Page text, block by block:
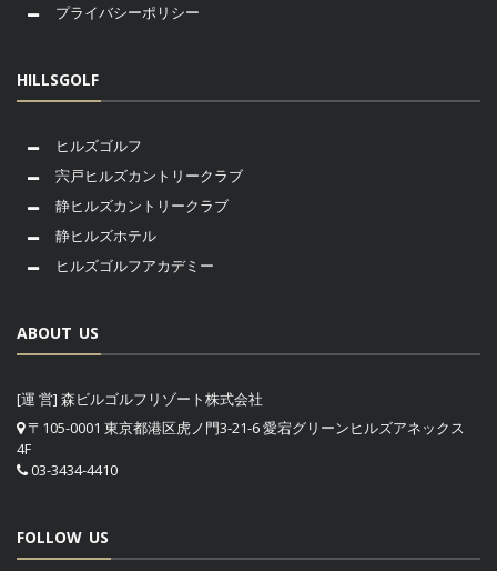
プライバシーポリシー
HILLSGOLF
ヒルズゴルフ
宍戸ヒルズカントリークラブ
静ヒルズカントリークラブ
静ヒルズホテル
ヒルズゴルフアカデミー
ABOUT US
[運 営] 森ビルゴルフリゾート株式会社
〒105-0001 東京都港区虎ノ門3-21-6 愛宕グリーンヒルズアネックス
4F
03-3434-4410
FOLLOW US